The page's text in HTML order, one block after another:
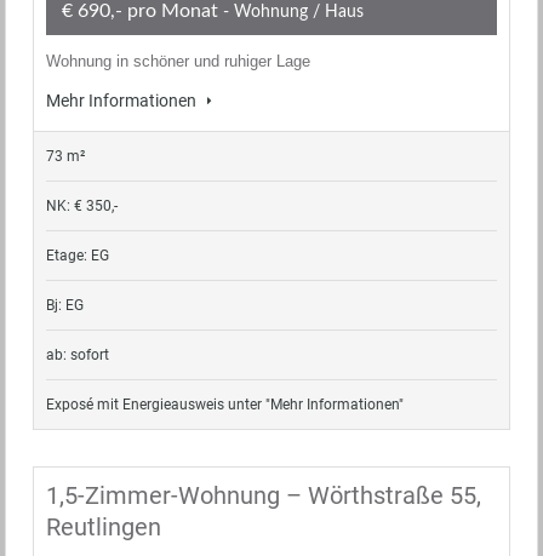
€ 690,- pro Monat - Wohnung / Haus
Wohnung in schöner und ruhiger Lage
Mehr Informationen
73 m²
NK: € 350,-
Etage: EG
Bj: EG
ab: sofort
Exposé mit Energieausweis unter "Mehr Informationen"
1,5-Zimmer-Wohnung – Wörthstraße 55,
Reutlingen